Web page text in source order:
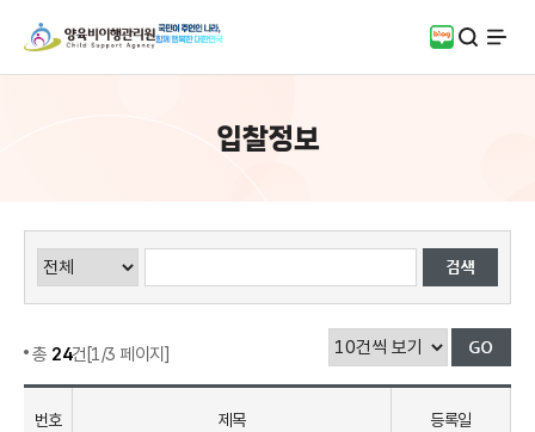
블로그검색
전체
입찰정보
총 24건[1/3 페이지]
번호 제목 등록일